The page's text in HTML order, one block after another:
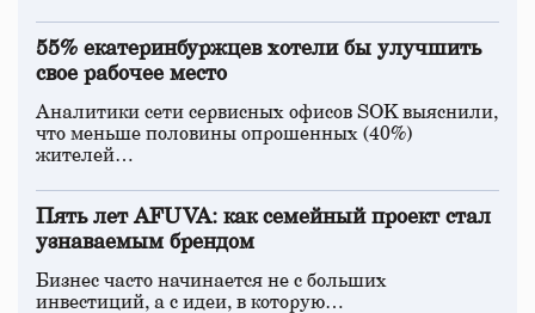
55% екатеринбуржцев хотели бы улучшить
свое рабочее место
Аналитики сети сервисных офисов SOK выяснили,
что меньше половины опрошенных (40%)
жителей…
Пять лет AFUVA: как семейный проект стал
узнаваемым брендом
Бизнес часто начинается не с больших
инвестиций, а с идеи, в которую…